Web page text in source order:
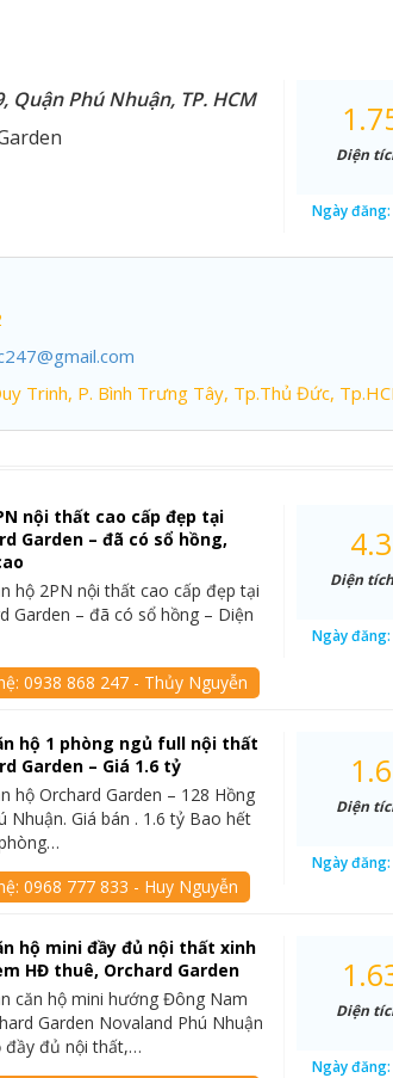
Quận Phú Nhuận, TP. HCM
Diện
Ngày đăng:
Trinh, P. Bình Trưng Tây, Tp.Thủ Đức,
nội thất cao cấp đẹp tại
Garden – đã có sổ hồng,
hộ 2PN nội thất cao cấp đẹp tại
Garden – đã có sổ hồng – Diện
0938 868 247 - Thủy Nguyễn
Diện
Ngày đăng:
hộ 1 phòng ngủ full nội thất
Garden – Giá 1.6 tỷ
hộ Orchard Garden – 128 Hồng
Nhuận. Giá bán . 1.6 tỷ Bao hết
0968 777 833 - Huy Nguyễn
Diện
Ngày đăng:
hộ mini đầy đủ nội thất xinh
HĐ thuê, Orchard Garden
căn hộ mini hướng Đông Nam
Garden Novaland Phú Nhuận
đầy đủ nội thất,…
Diện
Ngày đăng: